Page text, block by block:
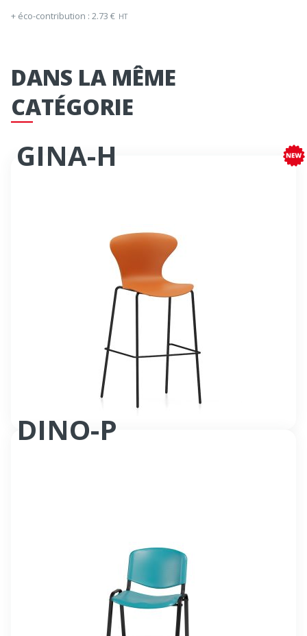
+ éco-contribution : 2.73 € HT
DANS LA MÊME
CATÉGORIE
GINA-H
DINO-P